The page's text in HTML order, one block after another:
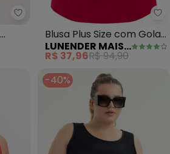
Habana - Regata Plus Size em
Blusa Plus Size com Gola
Franzida Crepe
(Vermelho)
LUNENDER MAIS MULHER
R$ 37,96R$ 94,90
-40%